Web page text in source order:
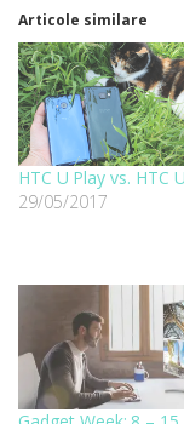
Articole similare
HTC U Play vs. HTC
29/05/2017